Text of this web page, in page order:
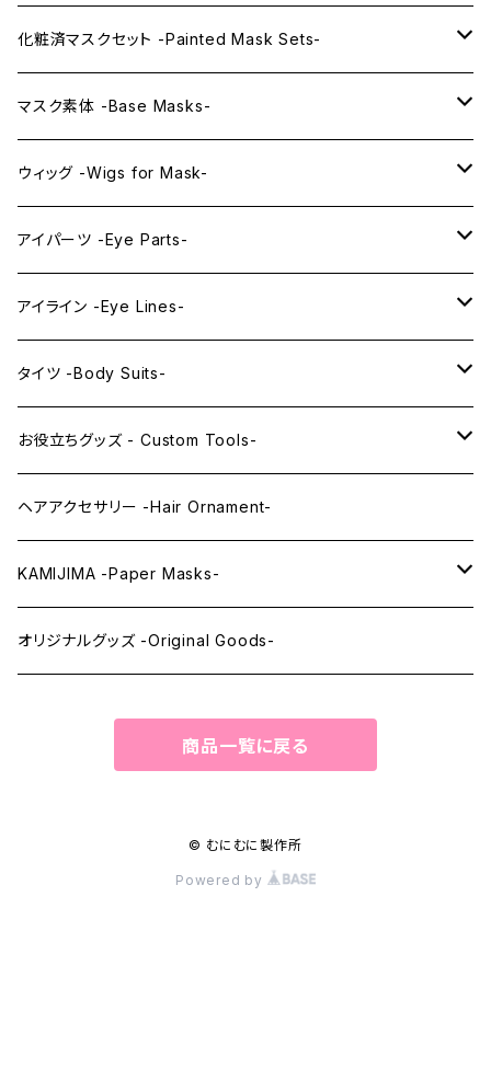
KAWAII PREMIUM Mask & Wig Sets
プレミアムマスク素体-Premium base masks-
プレミアムウィッグ -Premium Wigs-
プレミアムレンズアイ -Premium Lens eye-
化粧済マスクセット -Painted Mask Sets-
KAWAII EX series
KAWAII series
IDOL series
PRINCESS series
KAWAII Little series
マスク素体 -Base Masks-
アニメマスク -Anime Masks-
ドールマスク -Doll Masks-
ウィッグ -Wigs for Mask-
ロング -Long-
ミドル -Middle-
アイパーツ -Eye Parts-
レンズアイ -Lens Eyes-
レンズアイ
レンズアイEX
クリスタルアイ -Crystal Eyes-
アイライン -Eye Lines-
アイラインステッカー -Eye Line Stickers-
まゆ毛 -Eyebrows-
まつ毛 -Eyelash-
タイツ -Body Suits-
全身タイツ -Full Body Suits-
上半身タイツ -Upper Body Suits-
お役立ちグッズ - Custom Tools-
カスタム用品 -Custom Tools-
ウィッグメンテナンス -Wig Maintenance-
ヘアアクセサリー -Hair Ornament-
KAMIJIMA -Paper Masks-
ペーパーマスク -Paper Masks-
オリジナルグッズ -Original Goods-
商品一覧に戻る
© むにむに製作所
Powered by